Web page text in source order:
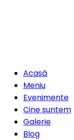
Acasă
Meniu
Evenimente
Cine suntem
Galerie
Blog